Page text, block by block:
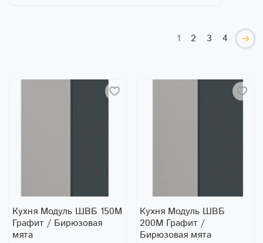
1 2 3 4
Кухня Модуль ШВБ 150М
Графит / Бирюзовая
мята
Кухня Модуль ШВБ
200М Графит /
Бирюзовая мята